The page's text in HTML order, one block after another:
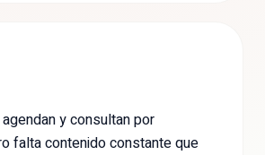
y consultan por
falta contenido constante que